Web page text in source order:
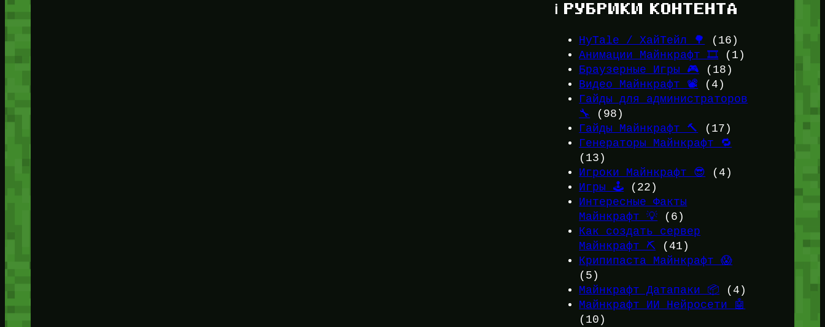
ℹ️ РУБРИКИ КОНТЕНТА
HyTale / ХайТейл 🌳
(16)
Анимации Майнкрафт 🎞️ (1)
Браузерные Игры 🎮 (18)
Видео Майнкрафт 📽️ (4)
Гайды для администраторов
🔧
(98)
Гайды Майнкрафт 🔨
(17)
Генераторы Майнкрафт 🔁
(13)
Игроки Майнкрафт 😎 (4)
Игры 🕹️ (22)
Интересные Факты
Майнкрафт 💡 (6)
Как создать сервер
Майнкрафт ⛏️ (41)
Крипипаста Майнкрафт 😱
(5)
Майнкрафт Датапаки 📦 (4)
Майнкрафт ИИ Нейросети 🤖
(10)